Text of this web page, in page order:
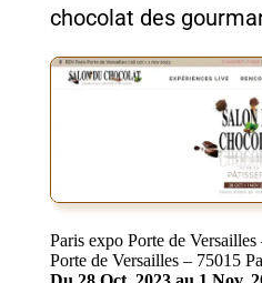
chocolat des
Paris expo Porte de
Porte de Versailles – 75015